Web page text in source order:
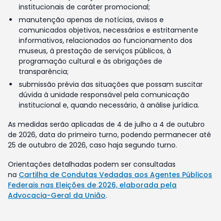
institucionais de caráter promocional;
manutenção apenas de notícias, avisos e
comunicados objetivos, necessários e estritamente
informativos, relacionados ao funcionamento dos
museus, à prestação de serviços públicos, à
programação cultural e às obrigações de
transparência;
submissão prévia das situações que possam suscitar
dúvida à unidade responsável pela comunicação
institucional e, quando necessário, à análise jurídica.
As medidas serão aplicadas de 4 de julho a 4 de outubro
de 2026, data do primeiro turno, podendo permanecer até
25 de outubro de 2026, caso haja segundo turno.
Orientações detalhadas podem ser consultadas
na Cartilha de Condutas Vedadas aos Agentes Públicos
Federais nas Eleições de 2026, elaborada pela
Advocacia-Geral da União.